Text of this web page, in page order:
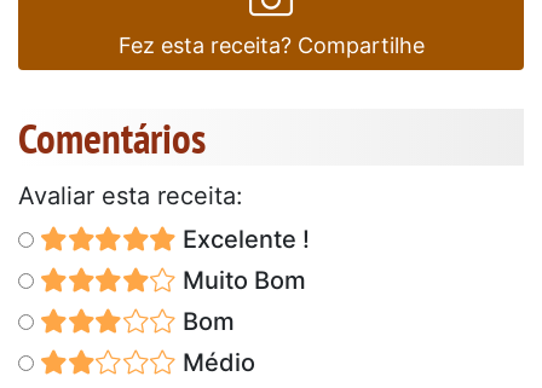
Fez esta receita? Compartilhe
Comentários
Avaliar esta receita:
Excelente !
Muito Bom
Bom
Médio